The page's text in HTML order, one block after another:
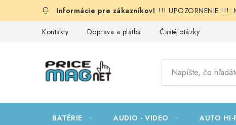
!!! UPOZORNENIE !!!:
Kontakty Doprava a platba Časté otázky
BATÉRIE AUDIO - VIDEO AUTO HI-